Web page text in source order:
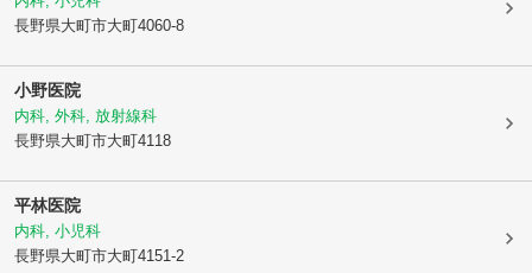
長野県大町市大町4060-8
小野医院
内科, 外科, 放射線科
長野県大町市大町4118
平林医院
内科, 小児科
長野県大町市大町4151-2